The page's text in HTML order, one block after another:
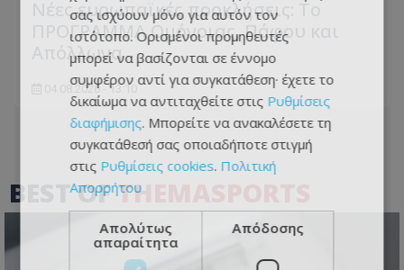
Νέες ευρωπαϊκές προκλήσεις: Το
ΠΡΟΓΡΑΜΜΑ Ομόνοιας, Πάφου και
Απόλλωνα
04.08.2026 - 13:10
BEST OFTHEMASPORTS
σας ισχύουν μόνο για αυτόν τον
ιστότοπο. Ορισμένοι προμηθευτές
μπορεί να βασίζονται σε έννομο
συμφέρον αντί για συγκατάθεση· έχετε το
δικαίωμα να αντιταχθείτε στις Ρυθμίσεις
διαφήμισης. Μπορείτε να ανακαλέσετε τη
συγκατάθεσή σας οποιαδήποτε στιγμή
στις Ρυθμίσεις cookies. Πολιτική
Απορρήτου
Απολύτως
απαραίτητα
Απόδοσης